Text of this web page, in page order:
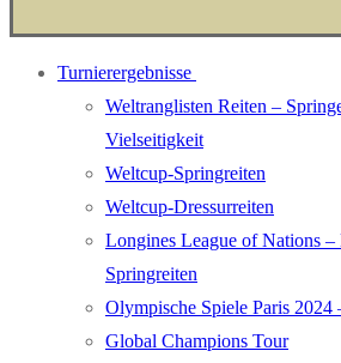
Turnierergebnisse
Weltranglisten Reiten –
Vielseitigkeit
Weltcup-Springreiten
Weltcup-Dressurreiten
Longines League of Nations –
Springreiten
Olympische Spiele Paris 2024
Global Champions Tour